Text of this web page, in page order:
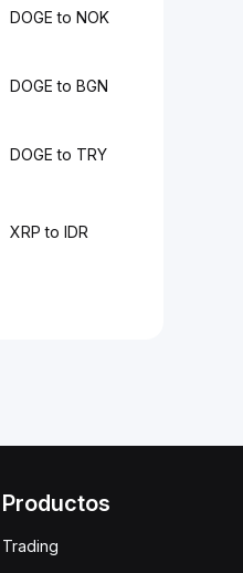
DOGE to NOK
DOGE to BGN
DOGE to TRY
XRP to IDR
Productos
Trading